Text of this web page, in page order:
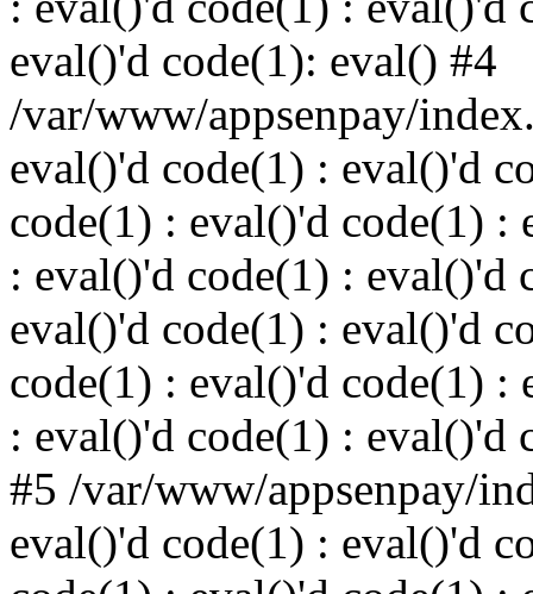
eval()'d code(1): eval() #4
/var/www/appsenpay/
eval()'d code(1) : eval()'d
code(1) : eval()'d code(1) :
: eval()'d code(1) : eval()'d
eval()'d code(1) : eval()'d
code(1) : eval()'d code(1) :
: eval()'d code(1) : eval()'d
#5 /var/www/appsenpay/
eval()'d code(1) : eval()'d